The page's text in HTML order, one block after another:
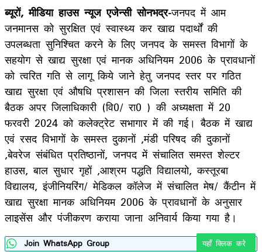
ब्यूरों, मीडिया हाउस न्यूज एजेन्सी सोनभद्र-जनपद में आम
जनमानस को सुरक्षित एवं स्वास्थ्य कर खाद्य पदार्थों की
उपलब्धता सुनिश्चित करने के लिए जनपद के समस्त विभागों के
सहयोग से खाद्य सुरक्षा एवं मानक अधिनियम 2006 के प्रावधानों
को त्वरित गति से लागू किये जाने हेतु जनपद स्तर पर गठित
खाद्य सुरक्षा एवं औषधि प्रशासन की जिला स्तरीय समिति की
बैठक अपर जिलाधिकारी (वि0/ रा0 ) की अध्यक्षता में 20
फरवरी 2024 को कलेक्ट्रेट सभागार में की गई। बैठक में खाद्य
एवं रसद विभागों के समस्त दुकानों ,मंडी परिषद की दुकानों
,बेवरेज संबंधित प्रतिष्ठानों, जनपद में संचालित समस्त शेल्टर
हाउस, बाल सुधार गृहों ,आश्रम पद्धति विद्यालयो, कस्तूरबा
विद्यालय, इंजीनियरिंग/ मेडिकल कॉलेज में संचालित मेष/ कैंटीन में
खाद्य सुरक्षा मानक अधिनियम 2006 के प्रावधानों के अनुसार
लाइसेंस और पंजीकरण कराया जाना अनिवार्य किया गया है।
Join WhatsApp Group यहाँ क्लिक करे